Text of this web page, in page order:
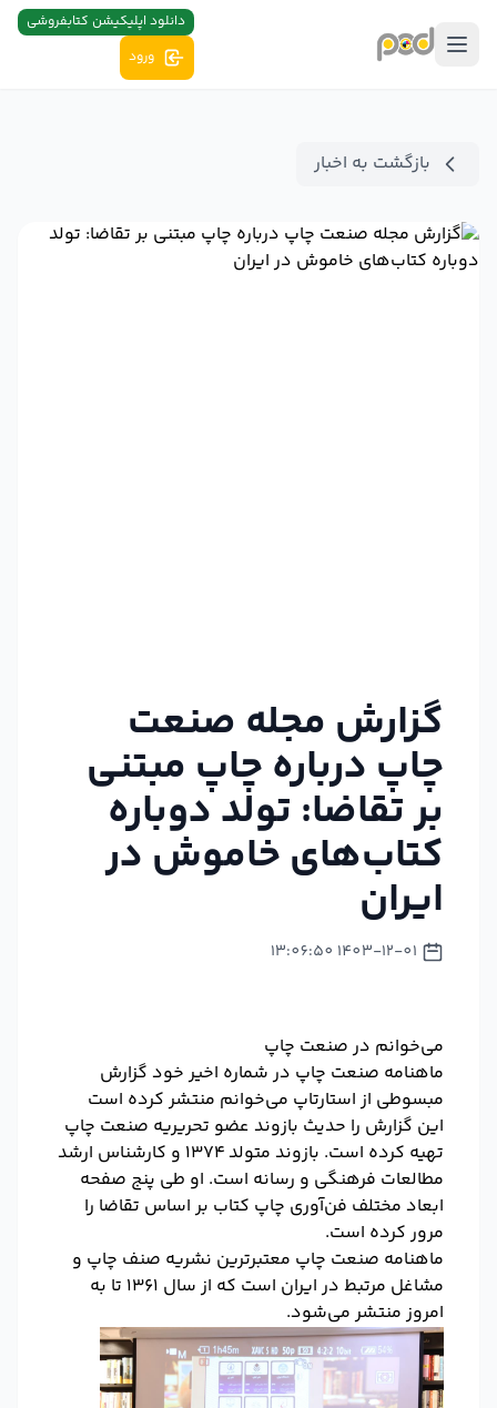
دانلود اپلیکیشن کتابفروشی
ورود
بازگشت به اخبار
گزارش مجله صنعت
چاپ درباره چاپ مبتنی
بر تقاضا: تولد دوباره
کتاب‌های خاموش در
ایران
1403-12-01 13:06:50
می‌خوانم در صنعت چاپ
ماهنامه صنعت چاپ در شماره اخیر خود گزارش
مبسوطی از استارتاپ می‌خوانم منتشر کرده است
این گزارش را حدیث بازوند عضو تحریریه صنعت چاپ
تهیه کرده است. بازوند متولد ۱۳۷۴ و کارشناس ارشد
مطالعات فرهنگی و رسانه است. او طی پنج صفحه
ابعاد مختلف فن‌آوری چاپ کتاب بر اساس تقاضا را
مرور کرده است.
ماهنامه صنعت چاپ معتبرترین نشریه صنف چاپ و
مشاغل مرتبط در ایران است که از سال ۱۳۶۱ تا به
امروز منتشر می‌شود.